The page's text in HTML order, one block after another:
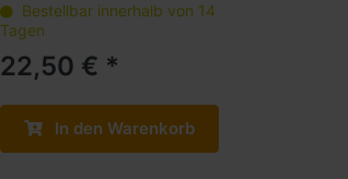
Bestellbar innerhalb von 14
Tagen
22,50 € *
In den Warenkorb